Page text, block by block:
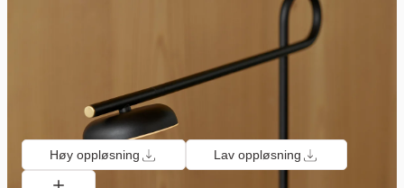
Høy oppløsning Lav oppløsning